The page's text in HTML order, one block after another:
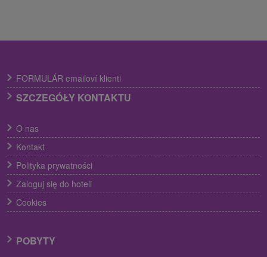
FORMULÁR emailoví klienti
SZCZEGÓŁY KONTAKTU
O nas
Kontakt
Polityka prywatności
Zaloguj się do hoteli
Cookies
POBYTY